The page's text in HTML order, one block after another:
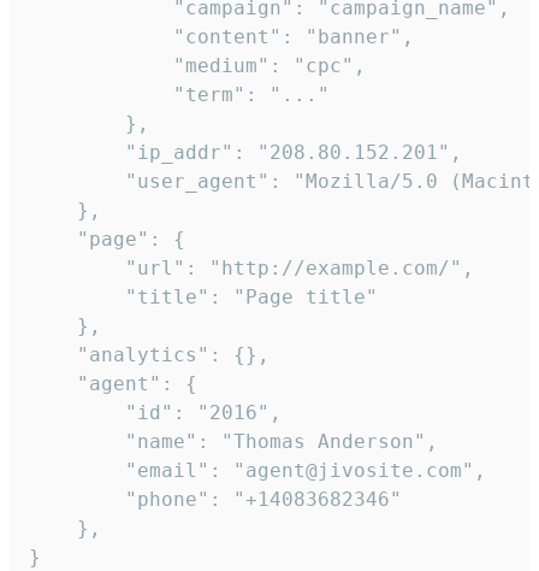
            "campaign": "campaign_name",
            "content": "banner",
            "medium": "cpc",
            "term": "..."
        },
        "ip_addr": "208.80.152.201",
"user_agent": "Mozilla/5.0
    },
    "page": {
        "url": "http://example.com/",
        "title": "Page title"
    },
    "analytics": {},
    "agent": {
        "id": "2016",
        "name": "Thomas Anderson",
        "email": "agent@jivosite.com",
        "phone": "+14083682346"
    },
}